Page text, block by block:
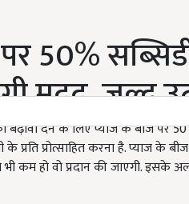
50%
मदद, जल्द
बढ़ावा देने के लिए प्याज के बीज पर
प्रोत्साहित करना है. प्याज के
कम हो वो प्रदान की जाएगी. इसके